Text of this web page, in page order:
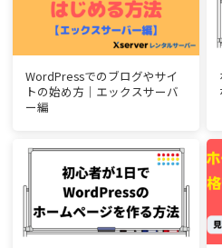
WordPressでのブログやサイ
トの始め方｜エックスサーバ
ー編